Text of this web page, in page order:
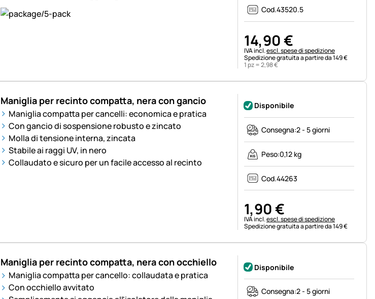
Cod.43520.5
14,90€
Informazioni fiscali:
IVA incl.escl. spese di spedizione
Spedizione gratuita a partire da 149 €
1 pz =2,98€
Maniglia per recinto compatta, nera con gancio
Maniglia compatta per cancelli: economica e pratica
Con gancio di sospensione robusto e zincato
Molla di tensione interna, zincata
Stabile ai raggi UV, in nero
Collaudato e sicuro per un facile accesso al recinto
Disponibile
Consegna:2 - 5 giorni
Peso:0,12 kg
Cod.44263
1,90€
Informazioni fiscali:
IVA incl.escl. spese di spedizione
Spedizione gratuita a partire da 149 €
Maniglia per recinto compatta, nera con occhiello
Maniglia compatta per cancello: collaudata e pratica
Con occhiello avvitato
Disponibile
Consegna:2 - 5 giorni